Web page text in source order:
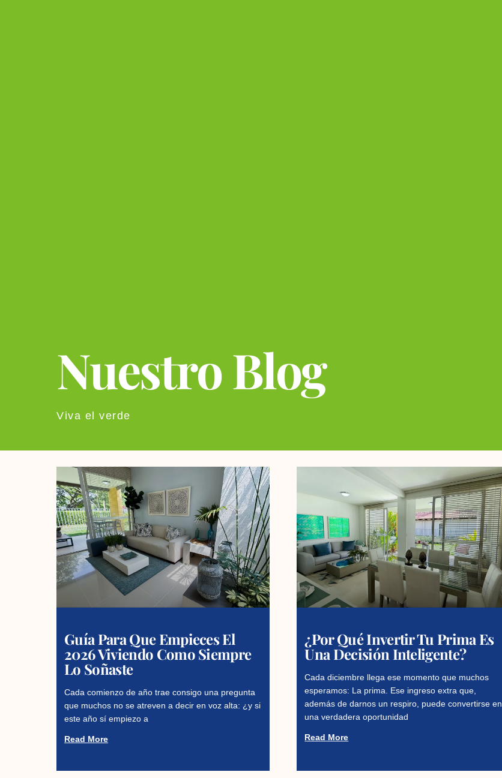
Nuestro Blog
Viva el verde
Guía Para Que Empieces El
2026 Viviendo Como Siempre
Lo Soñaste
Cada comienzo de año trae consigo una pregunta
que muchos no se atreven a decir en voz alta: ¿y si
este año sí empiezo a
Read More
¿Por Qué Invertir Tu Prima Es
Una Decisión Inteligente?
Cada diciembre llega ese momento que muchos
esperamos: La prima. Ese ingreso extra que,
además de darnos un respiro, puede convertirse en
una verdadera oportunidad
Read More
Página